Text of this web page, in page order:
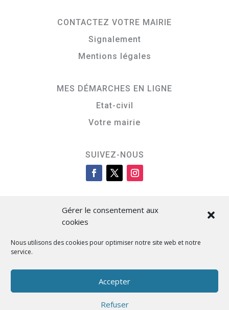
Gérer le consentement aux
cookies
Nous utilisons des cookies pour optimiser notre site web et notre
service.
Accepter
Refuser
CONTACTEZ VOTRE MAIRIE
Signalement
Mentions légales
MES DÉMARCHES EN LIGNE
Etat-civil
Votre mairie
SUIVEZ-NOUS
Cità di L’Isula